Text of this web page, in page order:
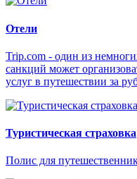
Отели
Trip.com - один из
санкций может
услуг в путешествии за
Туристическая страховка
Полис для